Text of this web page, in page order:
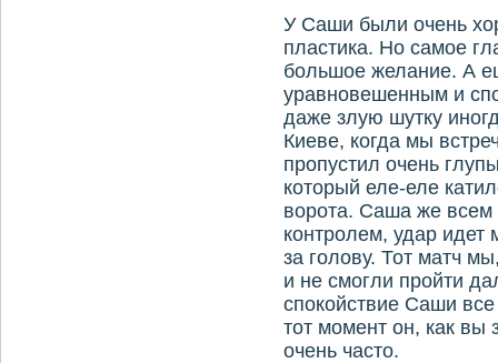
У Саши были очень
пластика. Но самое
большое желание. А
уравновешенным и
даже злую шутку
Киеве, когда мы
пропустил очень
который еле-еле
ворота. Саша же всем
контролем, удар
за голову. Тот матч
и не смогли пройти
спокойствие Саши
тот момент он, как вы
очень часто.